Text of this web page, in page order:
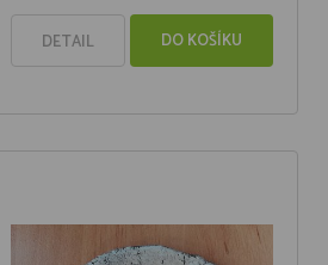
DETAIL DO KOŠÍKU